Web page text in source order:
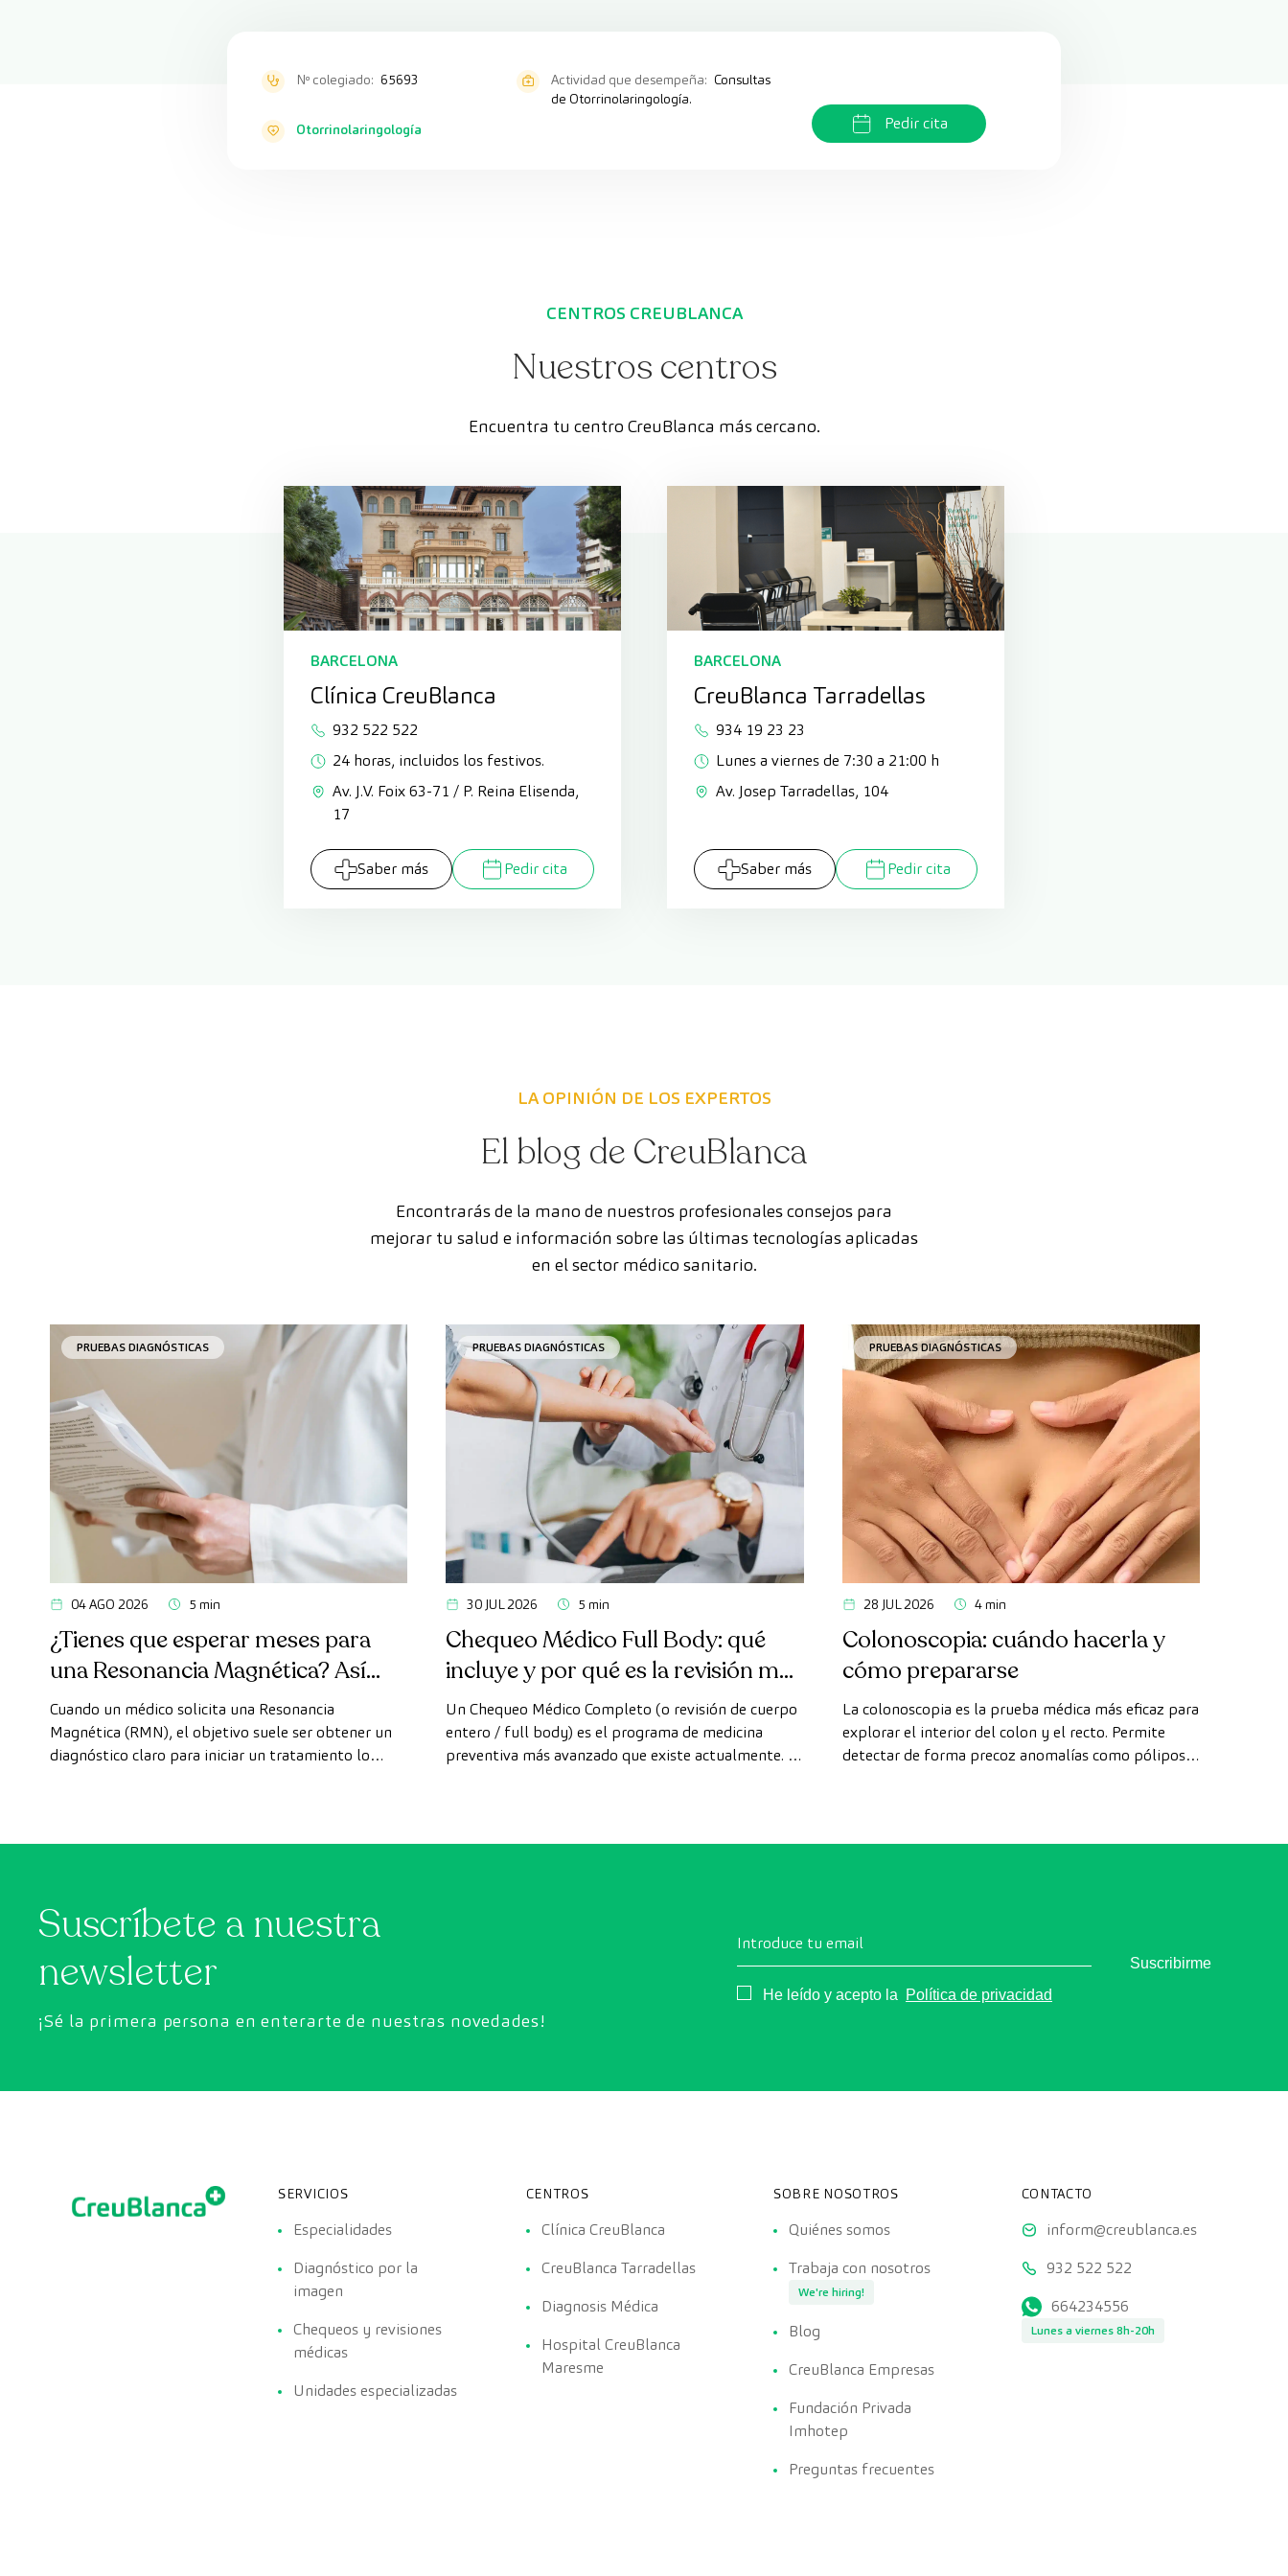
Nº colegiado: 65693 Actividad que desempeña: Consultas
de Otorrinolaringología.
Otorrinolaringología
Pedir cita
CENTROS CREUBLANCA
Nuestros centros
Encuentra tu centro CreuBlanca más cercano.
BARCELONA
Clínica CreuBlanca
932 522 522
24 horas, incluidos los festivos.
Av. J.V. Foix 63-71 / P. Reina Elisenda,
17
Saber más Pedir cita
BARCELONA
CreuBlanca Tarradellas
934 19 23 23
Lunes a viernes de 7:30 a 21:00 h
Av. Josep Tarradellas, 104
Saber más Pedir cita
LA OPINIÓN DE LOS EXPERTOS
El blog de CreuBlanca
Encontrarás de la mano de nuestros profesionales consejos para
mejorar tu salud e información sobre las últimas tecnologías aplicadas
en el sector médico sanitario.
PRUEBAS DIAGNÓSTICAS
04 AGO 2026 5 min
¿Tienes que esperar meses para
una Resonancia Magnética? Así
puedes realizarte la prueba de
forma rápida como paciente
privado
Cuando un médico solicita una Resonancia
Magnética (RMN), el objetivo suele ser obtener un
diagnóstico claro para iniciar un tratamiento lo
PRUEBAS DIAGNÓSTICAS
30 JUL 2026 5 min
Chequeo Médico Full Body: qué
incluye y por qué es la revisión más
avanzada
Un Chequeo Médico Completo (o revisión de cuerpo
entero / full body) es el programa de medicina
preventiva más avanzado que existe actualmente. A
exhaustiva el estado de los órganos vitales, el
PRUEBAS DIAGNÓSTICAS
28 JUL 2026 4 min
Colonoscopia: cuándo hacerla y
cómo prepararse
La colonoscopia es la prueba médica más eficaz para
explorar el interior del colon y el recto. Permite
detectar de forma precoz anomalías como pólipos,
Suscríbete a nuestra
newsletter
¡Sé la primera persona en enterarte de nuestras novedades!
Introduce tu email
Consentimiento
He leído y acepto la Política de privacidad
Suscribirme
SERVICIOS
Especialidades
Diagnóstico por la
imagen
Chequeos y revisiones
médicas
Unidades especializadas
CENTROS
Clínica CreuBlanca
CreuBlanca Tarradellas
Diagnosis Médica
Hospital CreuBlanca
Maresme
SOBRE NOSOTROS
Quiénes somos
Trabaja con nosotros
We're hiring!
Blog
CreuBlanca Empresas
Fundación Privada
Imhotep
Preguntas frecuentes
CONTACTO
inform@creublanca.es
932 522 522
664234556
Lunes a viernes 8h-20h